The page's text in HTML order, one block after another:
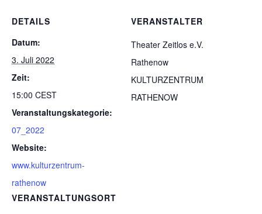
DETAILS
Datum:
3. Juli 2022
Zeit:
15:00 CEST
Veranstaltungskategorie:
07_2022
Website:
www.kulturzentrum-
rathenow
VERANSTALTUNGSORT
VERANSTALTER
Theater Zeitlos e.V.
Rathenow
KULTURZENTRUM
RATHENOW